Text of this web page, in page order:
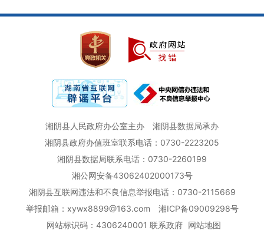
湘阴县人民政府办公室主办
湘阴县数据局承办
湘阴县政府办值班室联系电话：0730-2223205
湘阴县数据局联系电话：0730-2260199
湘公网安备43062402000173号
湘阴县互联网违法和不良信息举报电话：0730-2115669
举报邮箱：xywx8899@163.com
湘ICP备09009298号
网站标识码：4306240001 联系政府 网站地图